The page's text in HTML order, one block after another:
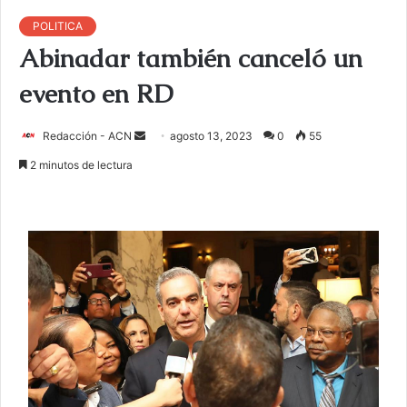
POLITICA
Abinadar también canceló un
evento en RD
Redacción - ACN
r
u
n
c
o
r
e
agosto 13, 2023 0 55
2 minutos de lectura